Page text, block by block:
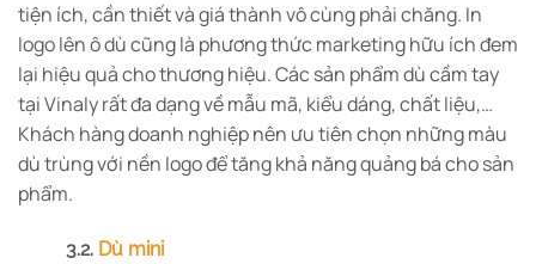
tiện ích, cần thiết và giá thành vô cùng phải chăng. In
logo lên ô dù cũng là phương thức marketing hữu ích đem
lại hiệu quả cho thương hiệu. Các sản phẩm dù cầm tay
tại Vinaly rất đa dạng về mẫu mã, kiểu dáng, chất liệu,…
Khách hàng doanh nghiệp nên ưu tiên chọn những màu
dù trùng với nền logo để tăng khả năng quảng bá cho sản
phẩm.
3.2. Dù mini